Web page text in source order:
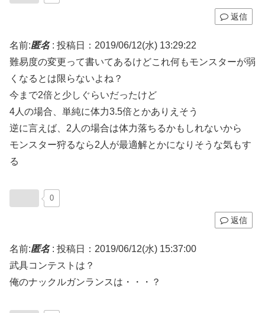
返信
名前:匿名: 投稿日：2019/06/12(水) 13:29:22
難易度の変更って書いてあるけどこれ何もモンスターが弱
くなるとは限らないよね？
今まで2倍と少しぐらいだったけど
4人の場合、単純に体力3.5倍とかありえそう
逆に言えば、2人の場合は体力落ちるかもしれないから
モンスター狩るなら2人が最適解とかになりそうな気もす
る
0
返信
名前:匿名: 投稿日：2019/06/12(水) 15:37:00
武具コンテストは？
俺のナックルガンランスは・・・？